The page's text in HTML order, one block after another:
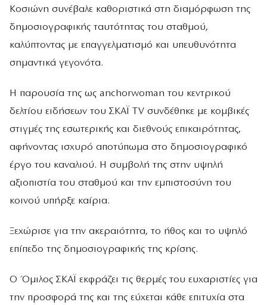
Κοσιώνη συνέβαλε καθοριστικά στη διαμόρφωση της
δημοσιογραφικής ταυτότητας του σταθμού,
καλύπτοντας με επαγγελματισμό και υπευθυνότητα
σημαντικά γεγονότα.
Η παρουσία της ως anchorwoman του κεντρικού
δελτίου ειδήσεων του ΣΚΑΪ TV συνδέθηκε με κομβικές
στιγμές της εσωτερικής και διεθνούς επικαιρότητας,
αφήνοντας ισχυρό αποτύπωμα στο δημοσιογραφικό
έργο του καναλιού. Η συμβολή της στην υψηλή
αξιοπιστία του σταθμού και την εμπιστοσύνη του
κοινού υπήρξε καίρια.
Ξεχώρισε για την ακεραιότητα, το ήθος και το υψηλό
επίπεδο της δημοσιογραφικής της κρίσης.
Ο Όμιλος ΣΚΑΪ εκφράζει τις θερμές του ευχαριστίες για
την προσφορά της και της εύχεται κάθε επιτυχία στα